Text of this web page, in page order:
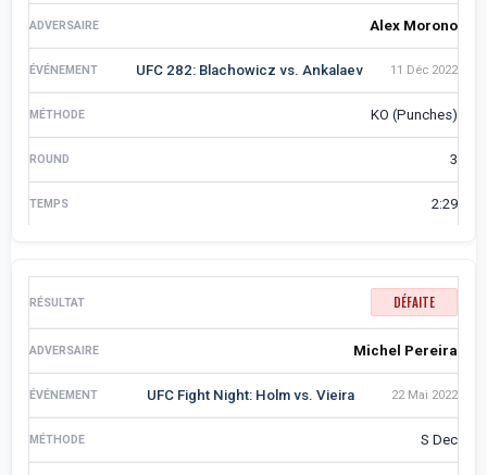
Alex Morono
UFC 282: Blachowicz vs. Ankalaev 11 Déc 2022
KO (Punches)
3
2:29
DÉFAITE
Michel Pereira
UFC Fight Night: Holm vs. Vieira 22 Mai 2022
S Dec